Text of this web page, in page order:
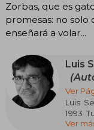
Zorbas, que es
promesas: no solo
enseñará a volar...
Luis
Ver
Luis
1993
de su
Ver